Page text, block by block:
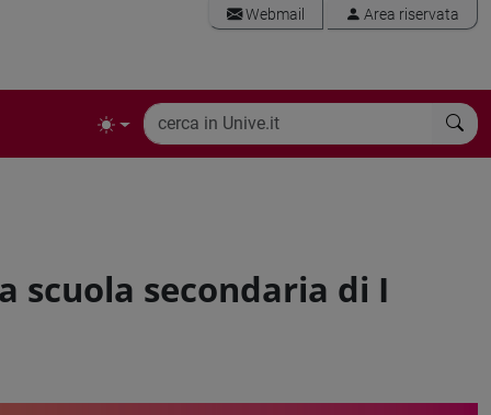
Webmail Area riservata
scuola secondaria di I